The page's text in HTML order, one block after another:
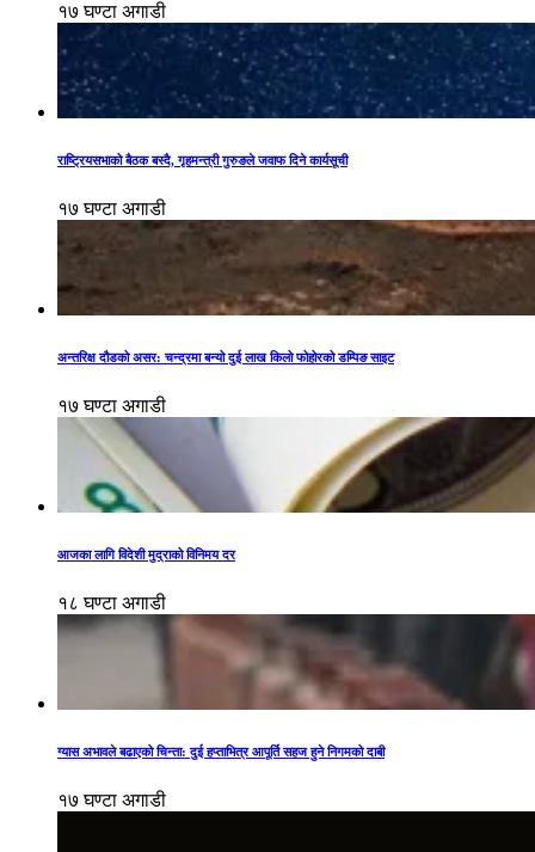
१७ घण्टा अगाडी
राष्ट्रियसभाको बैठक बस्दै, गृहमन्त्री गुरुङले जवाफ दिने कार्यसूची
१७ घण्टा अगाडी
अन्तरिक्ष दौडको असर: चन्द्रमा बन्यो दुई लाख किलो फोहोरको डम्पिङ साइट
१७ घण्टा अगाडी
आजका लागि विदेशी मुद्राको विनिमय दर
१८ घण्टा अगाडी
ग्यास अभावले बढाएको चिन्ता: दुई हप्ताभित्र आपूर्ति सहज हुने निगमको दाबी
१७ घण्टा अगाडी